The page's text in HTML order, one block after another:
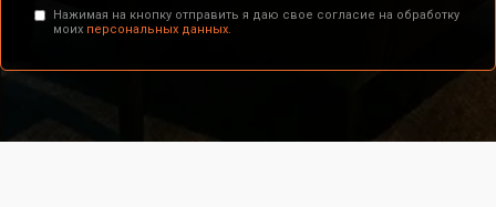
Нажимая на кнопку отправить я даю свое согласие на обработку
моих персональных данных.